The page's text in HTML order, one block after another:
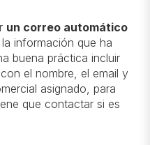
un correo automático
información que ha
buena práctica incluir
el nombre, el email y
asignado, para
que contactar si es